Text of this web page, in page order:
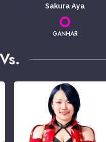
Sakura Aya
GANHAR
Vs.